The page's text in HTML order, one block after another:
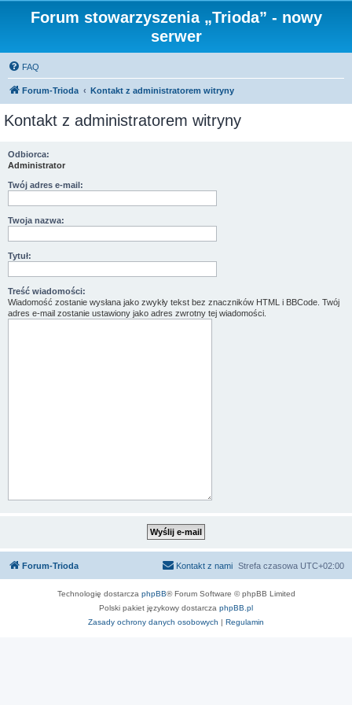
Forum stowarzyszenia „Trioda” - nowy
serwer
FAQ
Forum-Trioda Kontakt z administratorem witryny
Kontakt z administratorem witryny
Odbiorca:
Administrator
Twój adres e-mail:
Twoja nazwa:
Tytuł:
Treść wiadomości:
Wiadomość zostanie wysłana jako zwykły tekst bez znaczników HTML i BBCode. Twój
adres e-mail zostanie ustawiony jako adres zwrotny tej wiadomości.
Forum-Trioda Strefa czasowa UTC+02:00
Kontakt z nami
Technologię dostarcza phpBB® Forum Software © phpBB Limited
Polski pakiet językowy dostarcza phpBB.pl
Zasady ochrony danych osobowych | Regulamin